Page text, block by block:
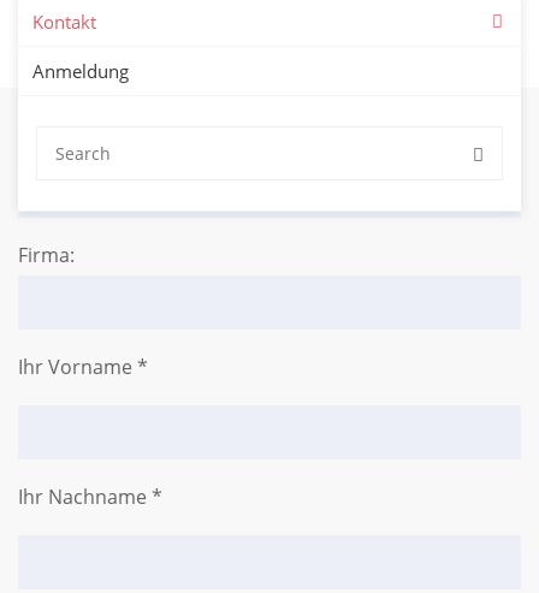
Kontakt
Anmeldung
Kontaktformular – Ihre Anfrage.
Firma:
Ihr Vorname *
Ihr Nachname *